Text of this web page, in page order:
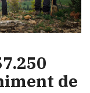
de